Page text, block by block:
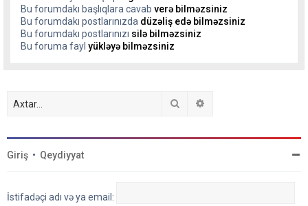
Bu forumdakı başlıqlara cavab verə bilməzsiniz
Bu forumdakı postlarınızda düzəliş edə bilməzsiniz
Bu forumdakı postlarınızı silə bilməzsiniz
Bu foruma fayl yükləyə bilməzsiniz
Axtar
Giriş • Qeydiyyat
İstifadəçi adı və ya email: